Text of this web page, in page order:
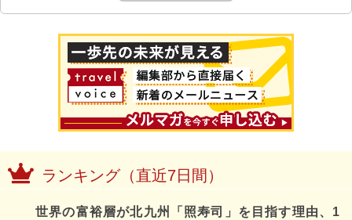
ランキング（直近7日間）
世界の富裕層が北九州「照寿司」を目指す理由、1